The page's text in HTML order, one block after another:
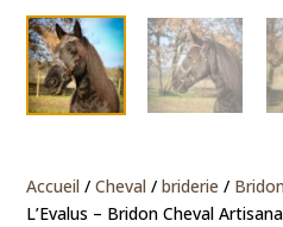
Accueil /Cheval /briderie /
L’Evalus – Bridon Cheval